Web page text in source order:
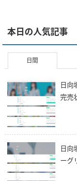
本日の人気記事
日間
日向
完売
日向
ーグ